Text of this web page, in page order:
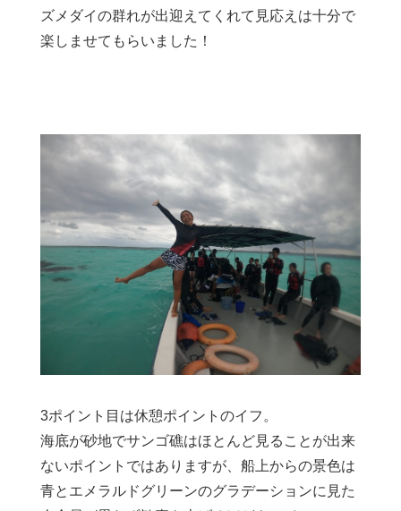
ズメダイの群れが出迎えてくれて見応えは十分で
楽しませてもらいました！
3ポイント目は休憩ポイントのイフ。
海底が砂地でサンゴ礁はほとんど見ることが出来
ないポイントではありますが、船上からの景色は
青とエメラルドグリーンのグラデーションに見た